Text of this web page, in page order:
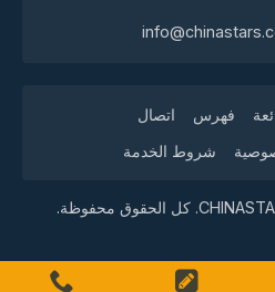
فهرس
اتصال
شروط الخدمة